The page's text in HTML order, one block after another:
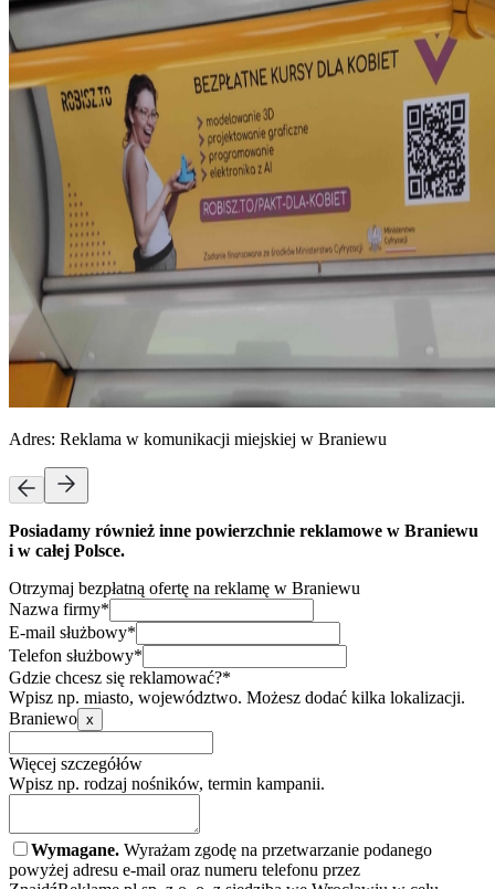
Adres: Reklama w komunikacji miejskiej w Braniewu
Posiadamy również inne powierzchnie reklamowe w Braniewu
i w całej Polsce.
Otrzymaj bezpłatną ofertę na reklamę w Braniewu
Nazwa firmy*
E-mail służbowy*
Telefon służbowy*
Gdzie chcesz się reklamować?*
Wpisz np. miasto, województwo. Możesz dodać kilka lokalizacji.
Braniewo x
Więcej szczegółów
Wpisz np. rodzaj nośników, termin kampanii.
Wymagane. Wyrażam zgodę na przetwarzanie podanego
powyżej adresu e-mail oraz numeru telefonu przez